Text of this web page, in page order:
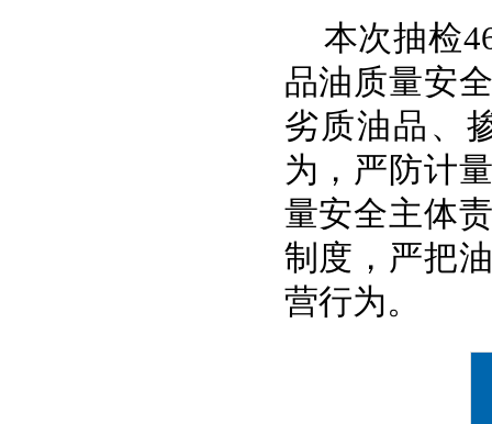
本次抽检
品油质量安
劣质油品、
为，严防计
量安全主体
制度，严把
营行为。